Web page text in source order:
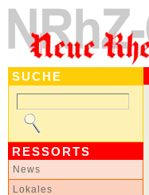
SUCHE
RESSORTS
News
Lokales